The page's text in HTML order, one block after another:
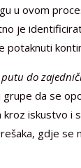
u ovom
je
do
grupe da se
kroz iskustvo i
gdje se